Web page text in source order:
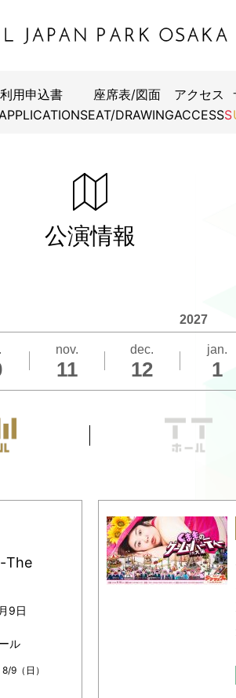
用申込書
座席表/図面
SEAT/DRAWING
アクセス
ACCESSS
公演情報
nov.
11
dec.
12
2027
jan.
1
The
9日
ル
8/9（日）
』
／土日祝休業）
2026・くままのゲームパーティーin大
2026・真夏の！アロハ寄席 in WWホ
2026・シゲカズです presents 真正解
るクイズ大会～
2026・漫才RockYou！～真夏のラフ
2026 Youth
17:00開演
17:00開演
TO ME YOU
17:30開演
さい
ページまで
CONCERT [D-DAY] in JAPAN
ーマンライブ「ばっとぼんちー2026」